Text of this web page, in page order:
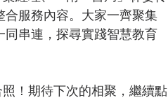
服務內容。大家一齊聚集
串連，探尋實踐智慧教育
！期待下次的相聚，繼續點